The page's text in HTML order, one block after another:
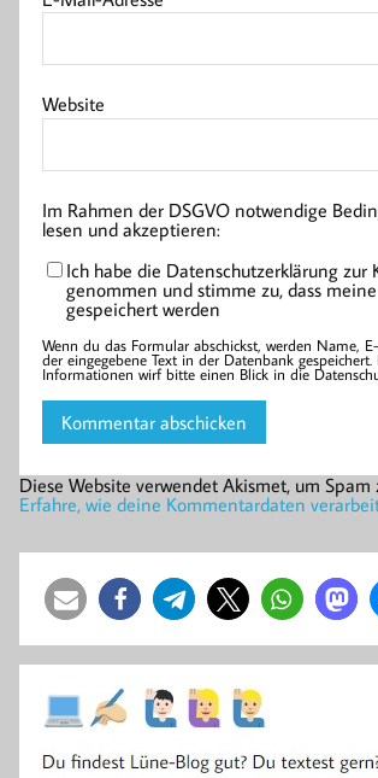
Website
Im Rahmen der DSGVO notwendige
lesen und akzeptieren:
Ich habe die Datenschutzerklärung zur
genommen und stimme zu, dass
gespeichert werden
Wenn du das Formular abschickst, werden Name,
der eingegebene Text in der Datenbank gespeichert.
Informationen wirf bitte einen Blick in die
Diese Website verwendet Akismet, um Spam
Erfahre, wie deine Kommentardaten